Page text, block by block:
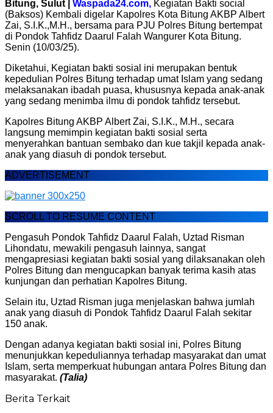
Bitung, Sulut | Waspada24.com, Kegiatan Bakti social
(Baksos) Kembali digelar Kapolres Kota Bitung AKBP Albert
Zai, S.I.K.,M.H., bersama para PJU Polres Bitung bertempat
di Pondok Tahfidz Daarul Falah Wangurer Kota Bitung.
Senin (10/03/25).
Diketahui, Kegiatan bakti sosial ini merupakan bentuk
kepedulian Polres Bitung terhadap umat Islam yang sedang
melaksanakan ibadah puasa, khususnya kepada anak-anak
yang sedang menimba ilmu di pondok tahfidz tersebut.
Kapolres Bitung AKBP Albert Zai, S.I.K., M.H., secara
langsung memimpin kegiatan bakti sosial serta
menyerahkan bantuan sembako dan kue takjil kepada anak-
anak yang diasuh di pondok tersebut.
ADVERTISEMENT
SCROLL TO RESUME CONTENT
Pengasuh Pondok Tahfidz Daarul Falah, Uztad Risman
Lihondatu, mewakili pengasuh lainnya, sangat
mengapresiasi kegiatan bakti sosial yang dilaksanakan oleh
Polres Bitung dan mengucapkan banyak terima kasih atas
kunjungan dan perhatian Kapolres Bitung.
Selain itu, Uztad Risman juga menjelaskan bahwa jumlah
anak yang diasuh di Pondok Tahfidz Daarul Falah sekitar
150 anak.
Dengan adanya kegiatan bakti sosial ini, Polres Bitung
menunjukkan kepeduliannya terhadap masyarakat dan umat
Islam, serta memperkuat hubungan antara Polres Bitung dan
masyarakat. (Talia)
Berita Terkait